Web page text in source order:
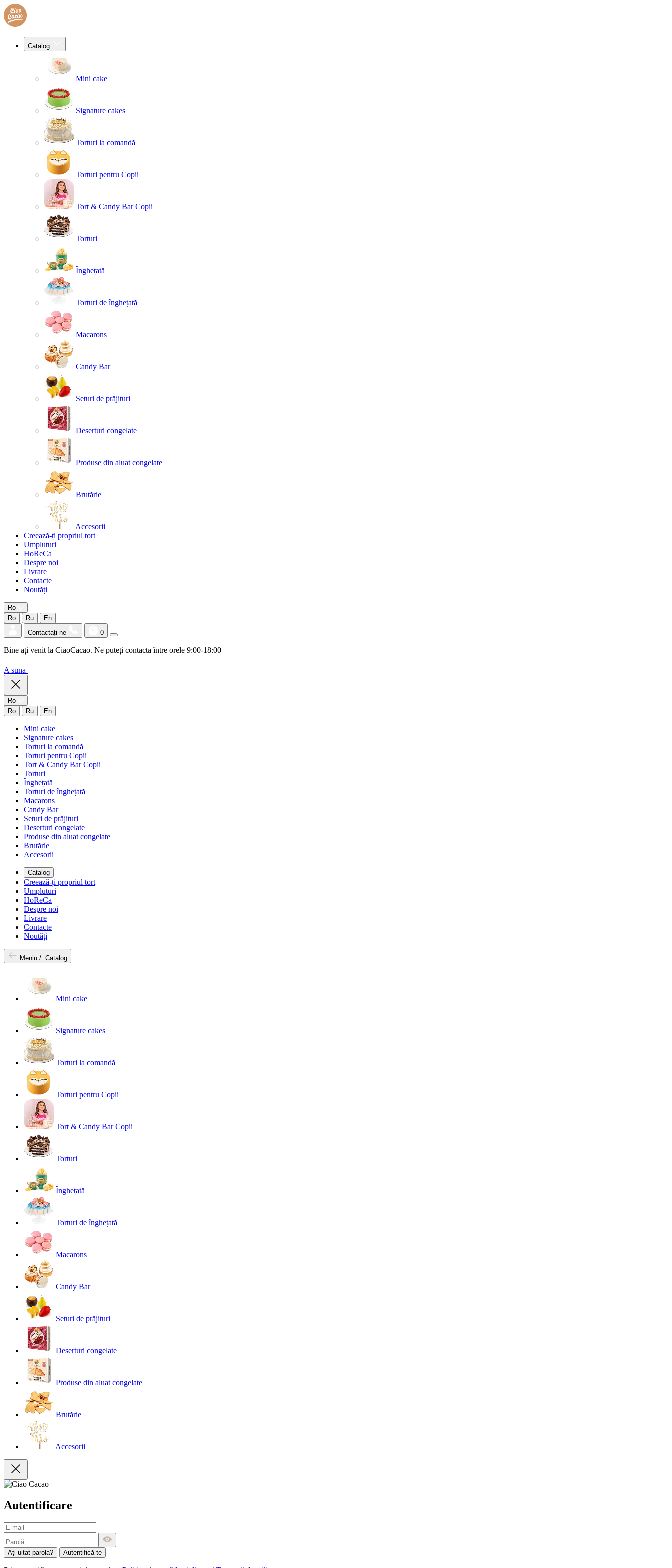
Catalog
Mini cake
Signature cakes
Torturi la comandă
Torturi pentru Copii
Tort & Candy Bar Copii
Torturi
Înghețată
Torturi de înghețată
Macarons
Candy Bar
Seturi de prăjituri
Deserturi congelate
Produse din aluat congelate
Brutărie
Accesorii
Creează-ți propriul tort
Umpluturi
HoReCa
Despre noi
Livrare
Contacte
Noutăți
Ro
Ro
Ru
En
Contactați-ne
0
Bine ați venit la CiaoCacao. Ne puteți contacta între orele 9:00-18:00
A suna
Ro
Ro
Ru En
Mini cake
Signature cakes
Torturi la comandă
Torturi pentru Copii
Tort & Candy Bar Copii
Torturi
Înghețată
Torturi de înghețată
Macarons
Candy Bar
Seturi de prăjituri
Deserturi congelate
Produse din aluat congelate
Brutărie
Accesorii
Catalog
Creează-ți propriul tort
Umpluturi
HoReCa
Despre noi
Livrare
Contacte
Noutăți
Meniu / Catalog
Mini cake
Signature cakes
Torturi la comandă
Torturi pentru Copii
Tort & Candy Bar Copii
Torturi
Înghețată
Torturi de înghețată
Macarons
Candy Bar
Seturi de prăjituri
Deserturi congelate
Produse din aluat congelate
Brutărie
Accesorii
Autentificare
Ați uitat parola? Autentifică-te